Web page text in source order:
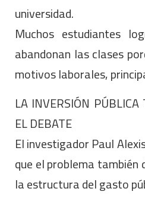
universidad.
Muchos estudiantes
abandonan las clases
motivos laborales,
LA INVERSIÓN
EL DEBATE
El investigador Paul
que el problema también
la estructura del gasto